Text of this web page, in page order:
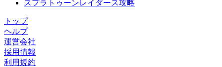
スプラトゥーンレイダース攻略
トップ
ヘルプ
運営会社
採用情報
利用規約